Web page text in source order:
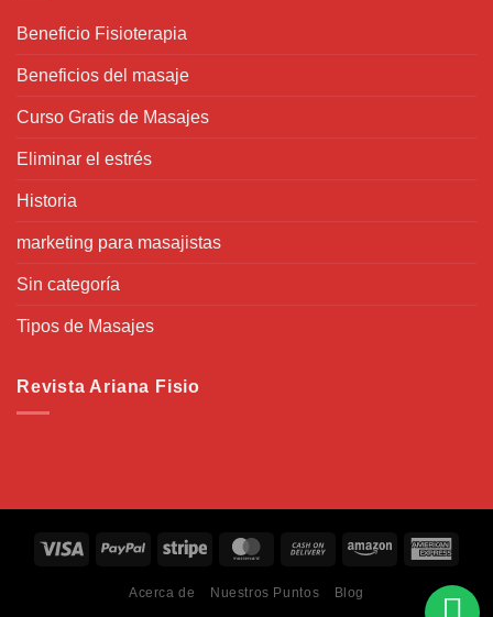
Beneficio Fisioterapia
Beneficios del masaje
Curso Gratis de Masajes
Eliminar el estrés
Historia
marketing para masajistas
Sin categoría
Tipos de Masajes
Revista Ariana Fisio
Acerca de Nuestros Puntos Blog